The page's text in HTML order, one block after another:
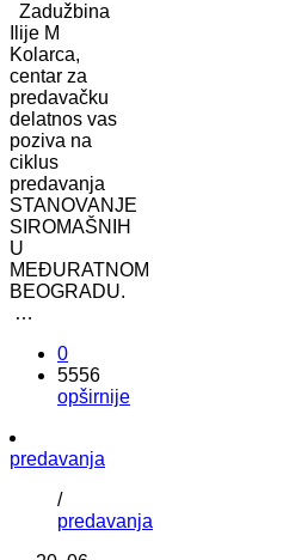
Zadužbina
Ilije M
Kolarca,
centar za
predavačku
delatnos vas
poziva na
ciklus
predavanja
STANOVANJE
SIROMAŠNIH
U
MEĐURATNOM
BEOGRADU.
…
0
5556
opširnije
predavanja
/
predavanja